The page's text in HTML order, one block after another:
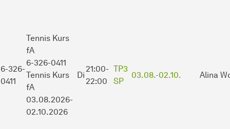
6-326-
0411
Tennis Kurs
fA
6-326-0411
Tennis Kurs
fA
03.08.2026-
02.10.2026
Di
21:00-
22:00
TP3
SP
03.08.-02.10. Alina